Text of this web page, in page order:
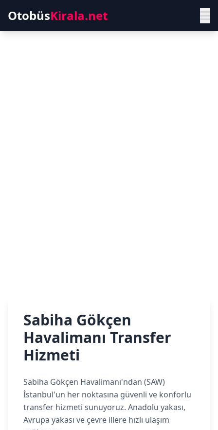
OtobüsKirala.net
Sabiha Gökçen
Havalimanı Transfer
Hizmeti
Sabiha Gökçen Havalimanı'ndan (SAW)
İstanbul'un her noktasına güvenli ve konforlu
transfer hizmeti sunuyoruz. Anadolu yakası,
Avrupa yakası ve çevre illere hızlı ulaşım